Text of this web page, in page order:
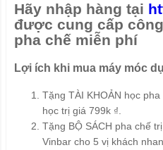
Hãy nhập hàng tại
được cung cấp
pha chế miễn phí
Lợi ích khi mua máy móc
Tặng TÀI KHOẢN học
học trị giá 799k ₫.
Tặng BỘ SÁCH pha chế
Vinbar cho 5 vị khách